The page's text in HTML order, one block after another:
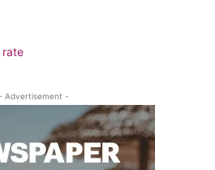
rate
Advertisement -